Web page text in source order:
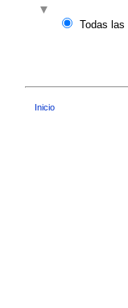
Todas las
Inicio